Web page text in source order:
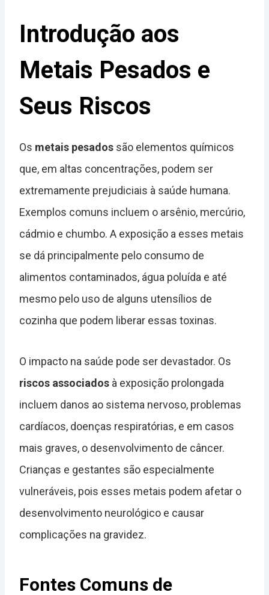
Introdução aos
Metais Pesados e
Seus Riscos
Os metais pesados são elementos químicos
que, em altas concentrações, podem ser
extremamente prejudiciais à saúde humana.
Exemplos comuns incluem o arsênio, mercúrio,
cádmio e chumbo. A exposição a esses metais
se dá principalmente pelo consumo de
alimentos contaminados, água poluída e até
mesmo pelo uso de alguns utensílios de
cozinha que podem liberar essas toxinas.
O impacto na saúde pode ser devastador. Os
riscos associados à exposição prolongada
incluem danos ao sistema nervoso, problemas
cardíacos, doenças respiratórias, e em casos
mais graves, o desenvolvimento de câncer.
Crianças e gestantes são especialmente
vulneráveis, pois esses metais podem afetar o
desenvolvimento neurológico e causar
complicações na gravidez.
Fontes Comuns de